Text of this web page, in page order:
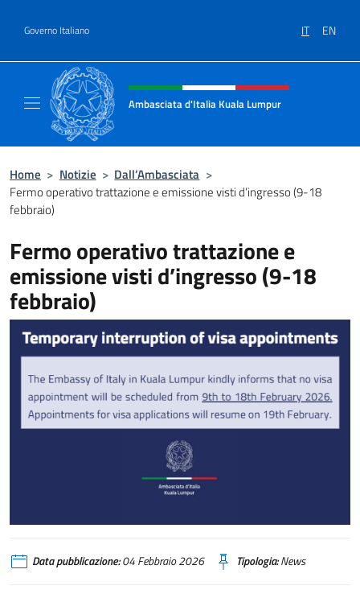
Governo Italiano IT EN
Intestazione sito, social e menù
Ambasciata d'Italia Kuala Lumpur
Home > Notizie > Dall’Ambasciata >
Fermo operativo trattazione e emissione visti d’ingresso (9-18
febbraio)
Fermo operativo trattazione e
emissione visti d’ingresso (9-18
febbraio)
Data pubblicazione:04 Febbraio 2026 Tipologia:News